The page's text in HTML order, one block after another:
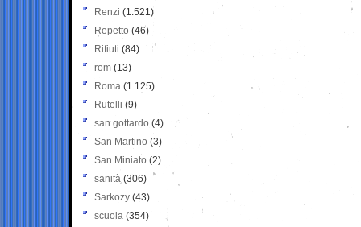
Renzi (1.521)
Repetto (46)
Rifiuti (84)
rom (13)
Roma (1.125)
Rutelli (9)
san gottardo (4)
San Martino (3)
San Miniato (2)
sanità (306)
Sarkozy (43)
scuola (354)